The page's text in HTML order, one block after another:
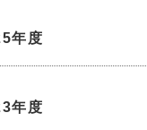
年度
年度